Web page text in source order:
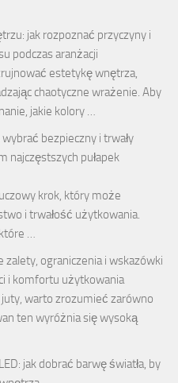
jak rozpoznać przyczyny i
podczas aranżacji
estetykę wnętrza,
chaotyczne wrażenie. Aby
jakie kolory …
wybrać bezpieczny i trwały
najczęstszych pułapek
krok, który może
i trwałość użytkowania.
…
zalety, ograniczenia i wskazówki
i komfortu użytkowania
juty, warto zrozumieć zarówno
ten wyróżnia się wysoką
jak dobrać barwę światła, by